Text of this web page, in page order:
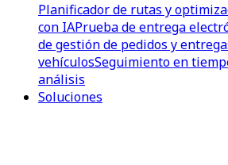
Planificador de rutas y
con IAPrueba de entrega
de gestión de pedidos y
vehículosSeguimiento en
análisis
Soluciones